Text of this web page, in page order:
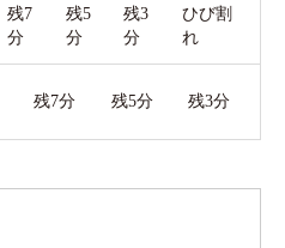
残7
分
残5
分
残3
分
ひび割
れ
残7分 残5分 残3分